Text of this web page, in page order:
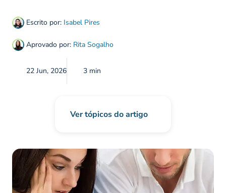
Escrito por: Isabel Pires
Aprovado por: Rita Sogalho
22 Jun, 2026 3 min
Ver tópicos do artigo